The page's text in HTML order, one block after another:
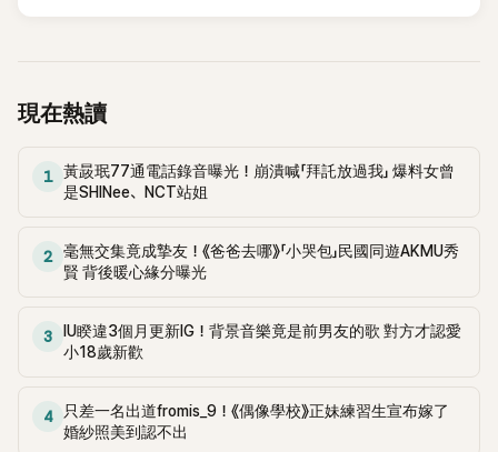
現在熱讀
1
黃晸珉77通電話錄音曝光！崩潰喊「拜託放過我」 爆料女曾
是SHINee、NCT站姐
2
毫無交集竟成摯友！《爸爸去哪》「小哭包」民國同遊AKMU秀
賢 背後暖心緣分曝光
3
IU睽違3個月更新IG！背景音樂竟是前男友的歌 對方才認愛
小18歲新歡
4
只差一名出道fromis_9！《偶像學校》正妹練習生宣布嫁了
婚紗照美到認不出